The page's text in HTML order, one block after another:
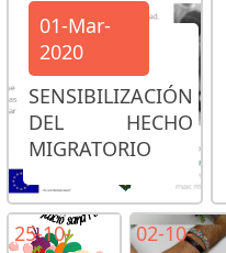
01-Mar-
2020
SENSIBILIZACIÓN
DEL HECHO
MIGRATORIO
25-10-
02-10-